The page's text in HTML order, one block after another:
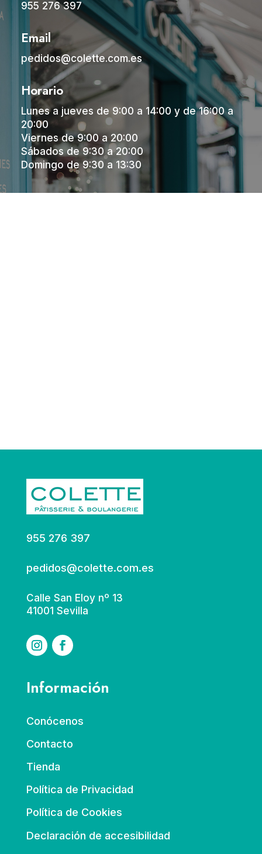
955 276 397
Email
pedidos@colette.com.es
Horario
Lunes a jueves de 9:00 a 14:00 y de 16:00 a
20:00
Viernes de 9:00 a 20:00
Sábados de 9:30 a 20:00
Domingo de 9:30 a 13:30
955 276 397
pedidos@colette.com.es
Calle San Eloy nº 13
41001 Sevilla
Información
Conócenos
Contacto
Tienda
Política de Privacidad
Política de Cookies
Declaración de accesibilidad